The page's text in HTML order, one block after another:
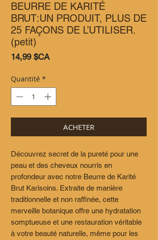
BEURRE DE KARITÉ
BRUT:UN PRODUIT, PLUS DE
25 FAÇONS DE L’UTILISER.
(petit)
14,99 $CAPrix
Quantité *
ACHETER
Découvrez secret de la pureté pour une
peau et des cheveux nourris en
profondeur avec notre Beurre de Karité
Brut Karisoins. Extraite de manière
traditionnelle et non raffinée, cette
merveille botanique offre une hydratation
somptueuse et une restauration véritable
à votre beauté naturelle, même pour les